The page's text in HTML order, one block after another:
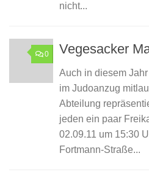
nicht...
0 Vegesacker
Auch in diesem
im Judoanzug
Abteilung
jeden ein paar
02.09.11 um 15:30
Fortmann-Straße...